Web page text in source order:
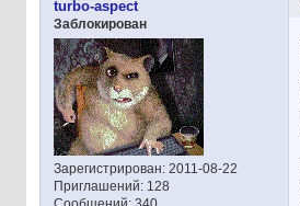
turbo-aspect
Заблокирован
Зарегистрирован: 2011-08-22
Приглашений:128